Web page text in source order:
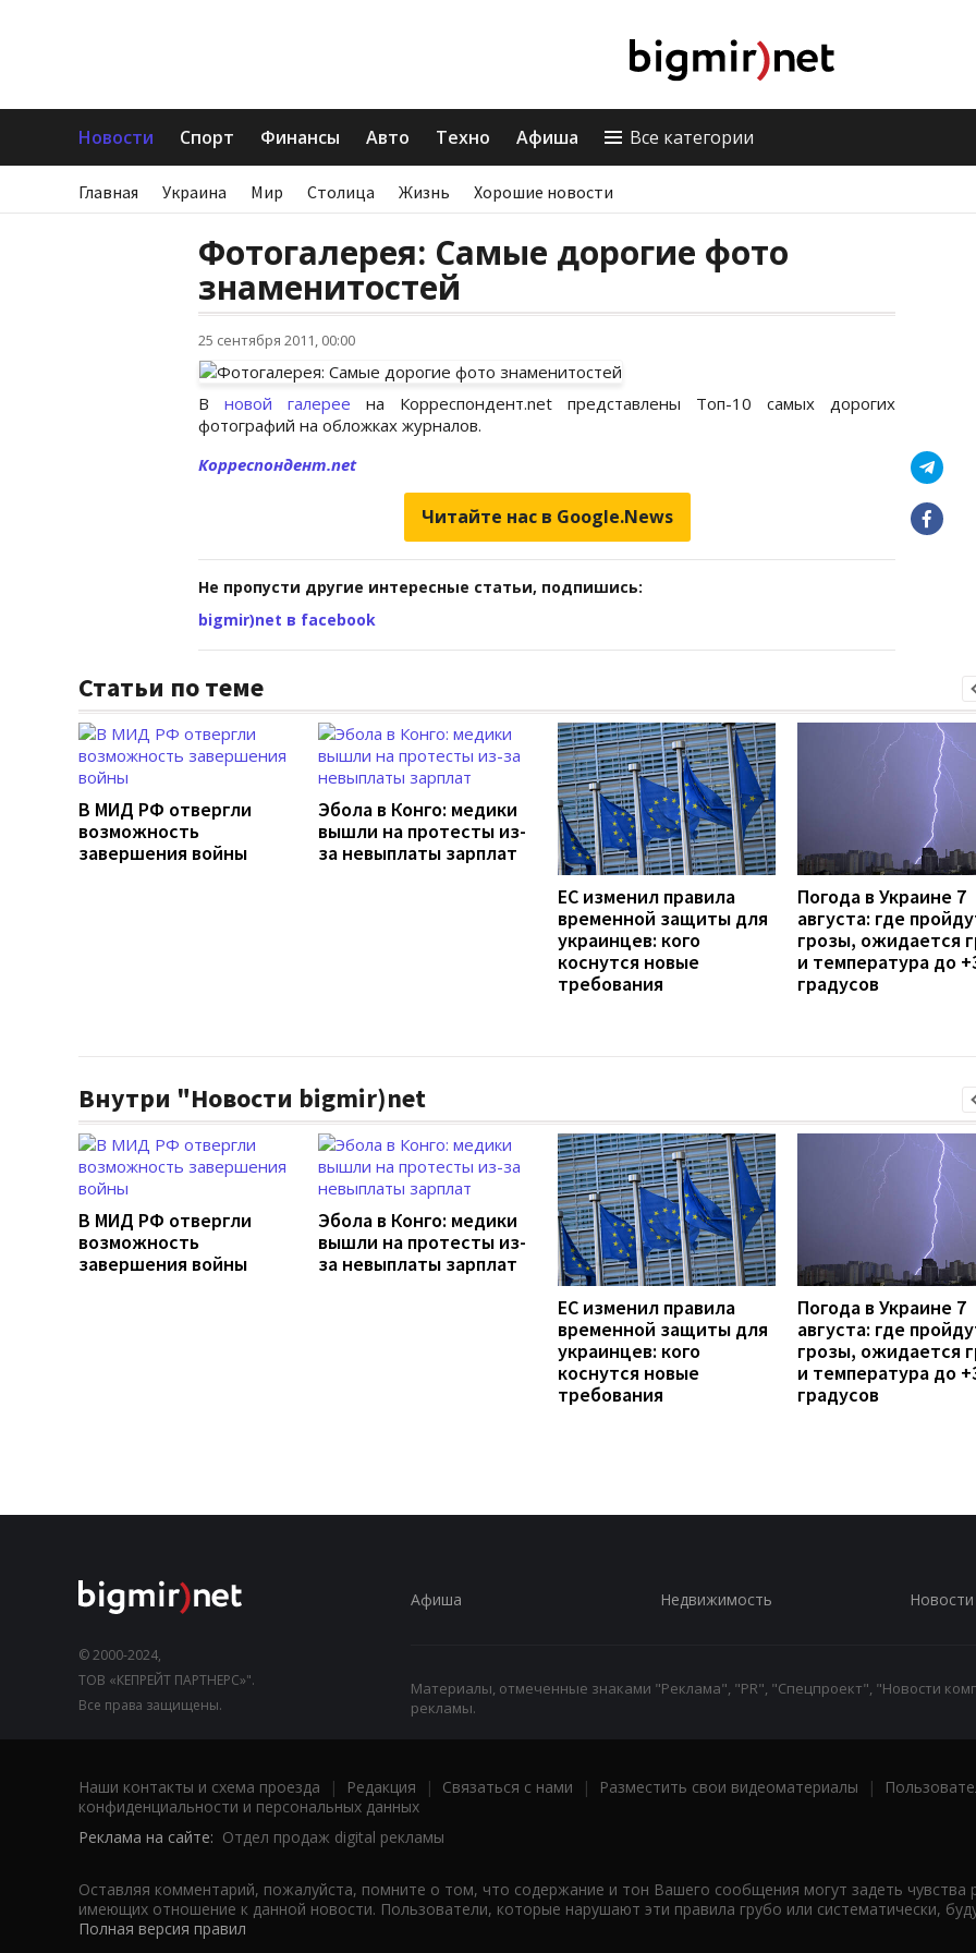
Новости Спорт Финансы Авто Техно Афиша Все категории
Главная Украина Мир Столица Жизнь Хорошие новости
Фотогалерея: Самые дорогие фото
знаменитостей
25 сентября 2011, 00:00
В новой галерее на Корреспондент.net представлены Топ-10 самых дорогих
фотографий на обложках журналов.
Корреспондент.net
Читайте нас в Google.News
Не пропусти другие интересные статьи, подпишись:
bigmir)net в facebook
Статьи по теме
В МИД РФ отвергли
возможность
завершения войны
Эбола в Конго: медики
вышли на протесты из-
за невыплаты зарплат
ЕС изменил правила
временной защиты для
украинцев: кого
коснутся новые
требования
Погода в Украине 7
августа: где
грозы, ожидается
и температура до
градусов
Внутри "Новости bigmir)net
В МИД РФ отвергли
возможность
завершения войны
Эбола в Конго: медики
вышли на протесты из-
за невыплаты зарплат
ЕС изменил правила
временной защиты для
украинцев: кого
коснутся новые
требования
Погода в Украине 7
августа: где
грозы, ожидается
и температура до
градусов
© 2000-2024,
ТОВ «КЕПРЕЙТ ПАРТНЕРС»".
Все права защищены.
Афиша Недвижимость Новости
Материалы, отмеченные знаками "Реклама", "PR", "Спецпроект", "Новости
рекламы.
Наши контакты и схема проезда | Редакция | Связаться с нами | Разместить свои видеоматериалы |
конфиденциальности и персональных данных
Реклама на сайте: Отдел продаж digital рекламы
Оставляя комментарий, пожалуйста, помните о том, что содержание и тон Вашего сообщения могут задеть чувства
имеющих отношение к данной новости. Пользователи, которые нарушают эти правила грубо или систематически,
Полная версия правил